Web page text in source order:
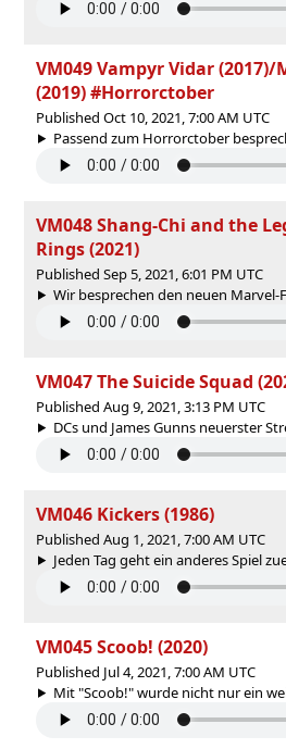
VM049 Vampyr Vidar
(2019) #Horrorctober
Published Oct 10, 2021, 7:00 AM UTC
Passend zum Horrorctober
VM048 Shang-Chi and the
Rings (2021)
Published Sep 5, 2021, 6:01 PM UTC
Wir besprechen den neuen Marvel-
VM047 The Suicide Squad
Published Aug 9, 2021, 3:13 PM UTC
DCs und James Gunns neuerster
VM046 Kickers (1986)
Published Aug 1, 2021, 7:00 AM UTC
Jeden Tag geht ein anderes Spiel
VM045 Scoob! (2020)
Published Jul 4, 2021, 7:00 AM UTC
Mit "Scoob!" wurde nicht nur ein